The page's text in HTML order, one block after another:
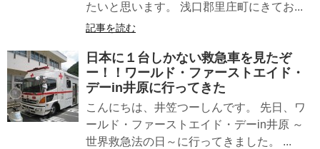
たいと思います。 浅口郡里庄町にきてお...
記事を読む
日本に１台しかない救急車を見たぞ
ー！！ワールド・ファーストエイド・
デーin井原に行ってきた
こんにちは、井笠つーしんです。 先日、ワ
ールド・ファーストエイド・デーin井原 ～
世界救急法の日～に行ってきました。 ...